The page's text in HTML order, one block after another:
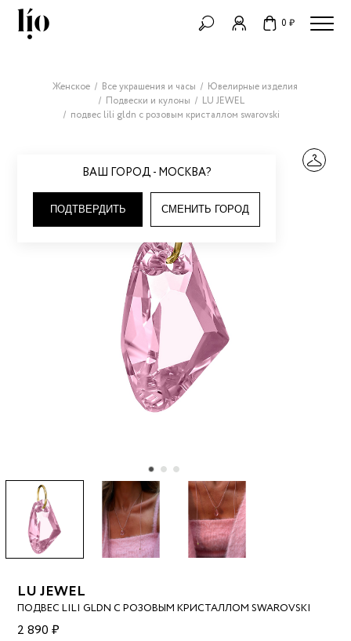
0 ₽
ВАШ ГОРОД - МОСКВА?
ПОДТВЕРДИТЬ СМЕНИТЬ ГОРОД
Женское Все украшения и часы
Ювелирные изделия
Подвески и кулоны
LU JEWEL
подвес lili gldn с розовым кристаллом swarovski
LU JEWEL
ПОДВЕС LILI GLDN С РОЗОВЫМ КРИСТАЛЛОМ SWAROVSKI
2 890 ₽